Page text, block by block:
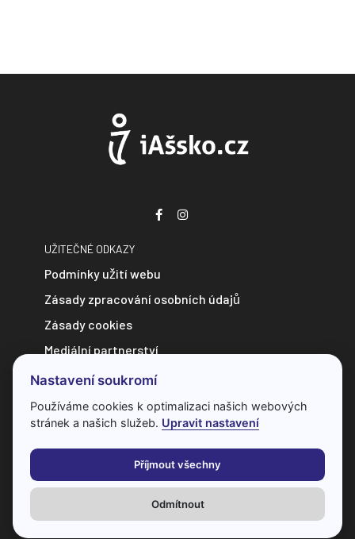
UŽITEČNÉ ODKAZY
Podmínky užití webu
Zásady zpracování osobních údajů
Zásady cookies
Mediální partnerství
Zpravodajství do e-mailu
Kontakt
předchozí dohody s provozovatelem ho nelze jakkoliv
Nastavení soukromí
Používáme cookies k optimalizaci našich webových
stránek a našich služeb. Upravit nastavení
Příjmout všechny
Odmítnout